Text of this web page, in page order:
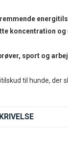
koncentration og
sport og
til hunde, der